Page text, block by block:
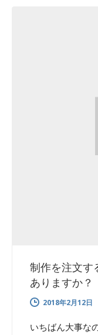
制作を注文す
ありますか？
2018年2月12日
いちばん大事な